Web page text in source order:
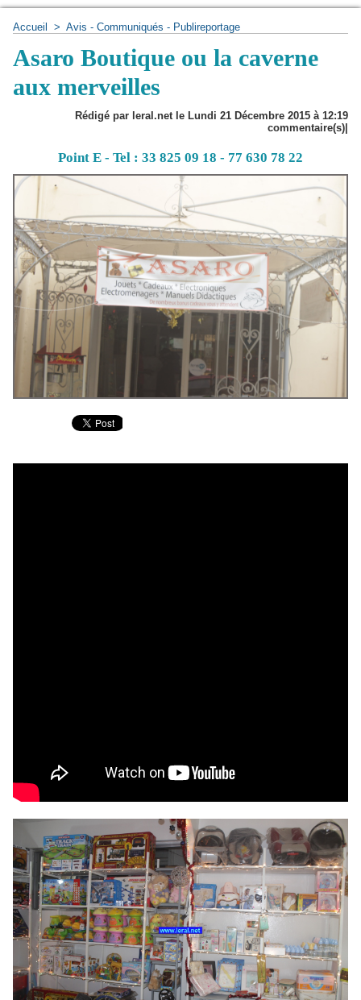
Accueil > Avis - Communiqués - Publireportage
Asaro Boutique ou la caverne
aux merveilles
Rédigé par leral.net le Lundi 21 Décembre 2015 à 12:19
commentaire(s)|
Point E - Tel : 33 825 09 18 - 77 630 78 22